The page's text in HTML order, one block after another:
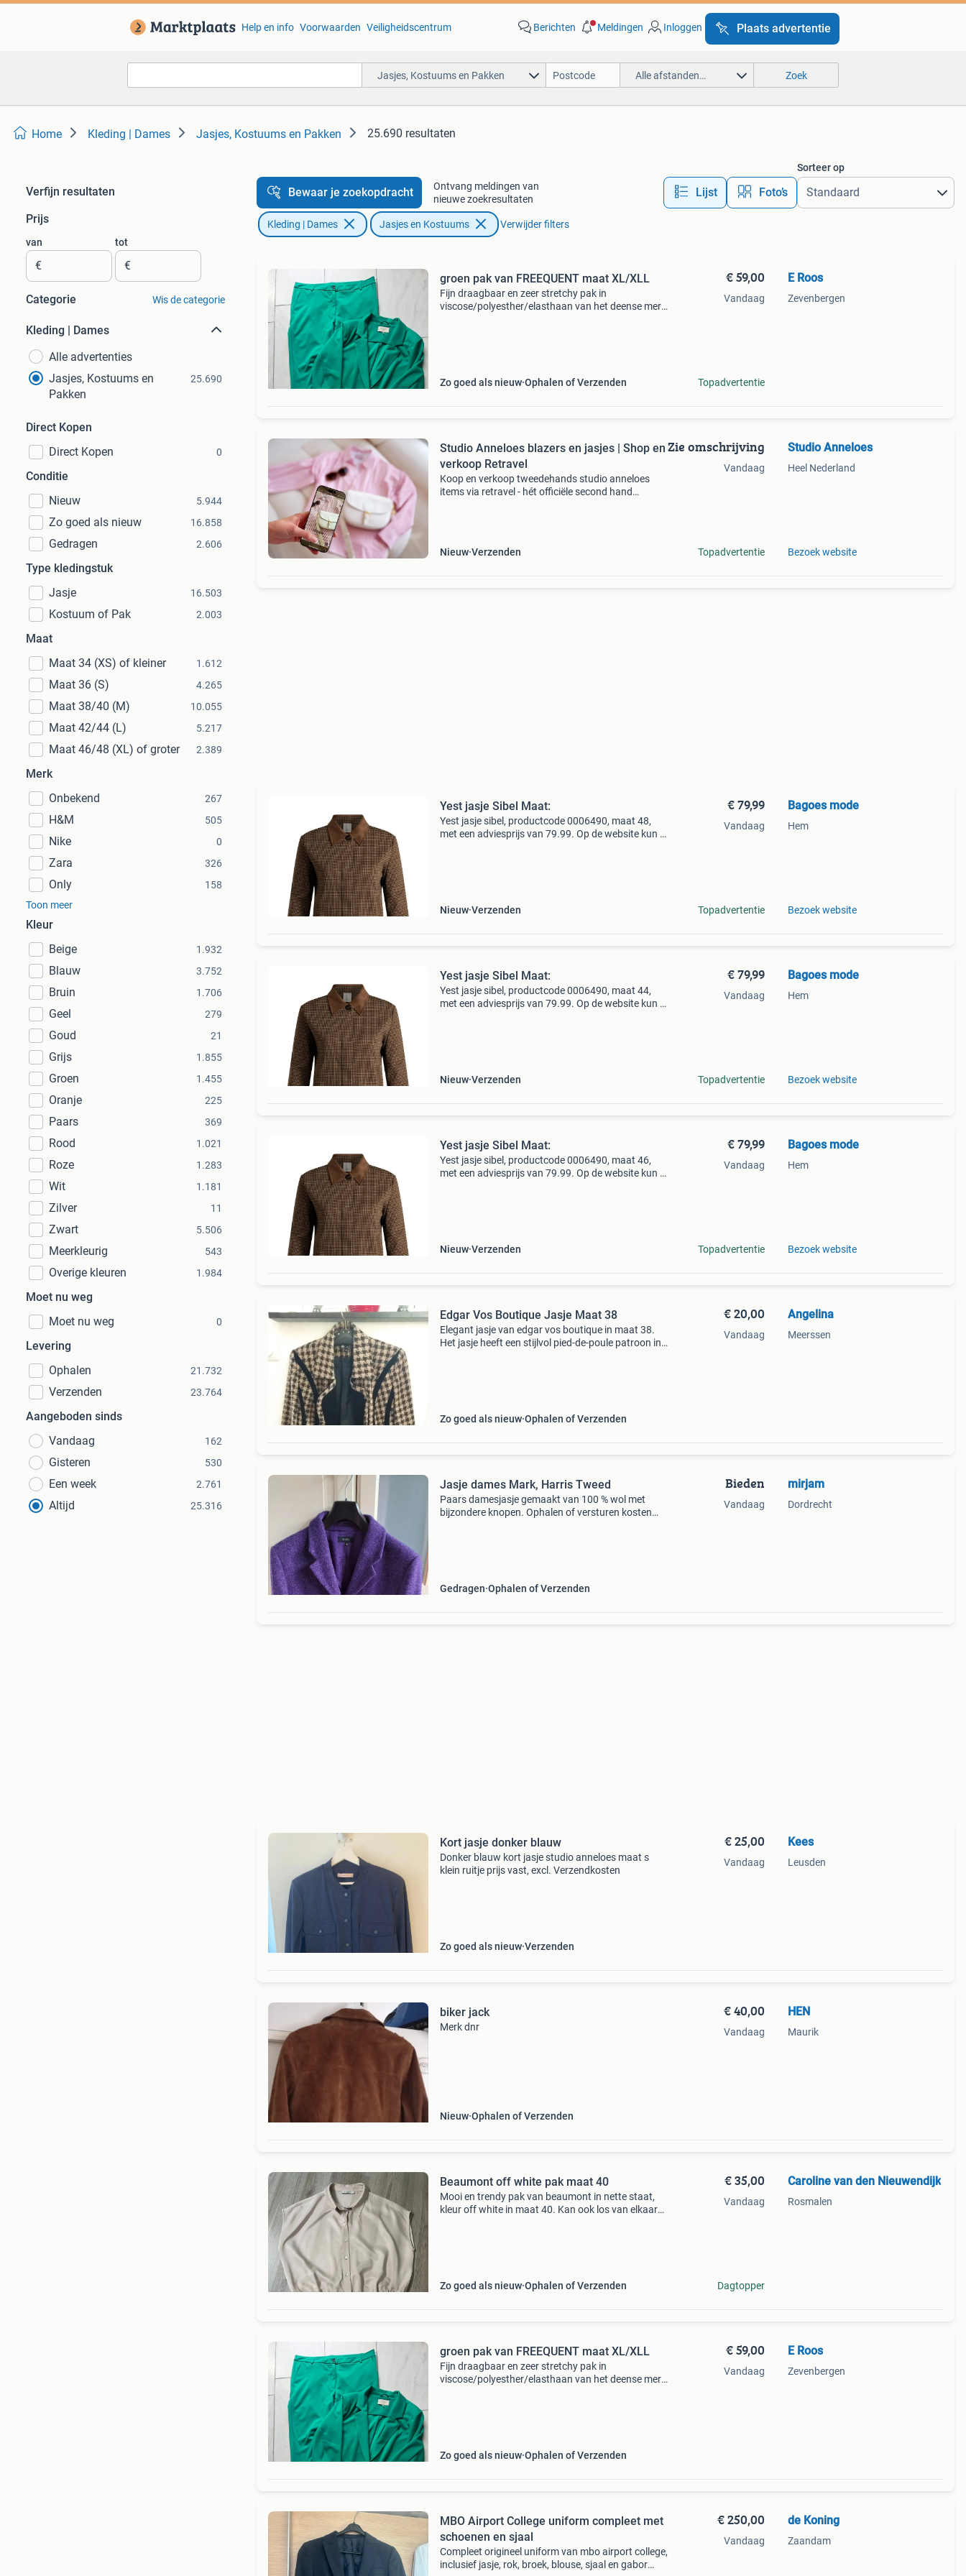
Help en info Voorwaarden Veiligheidscentrum Berichten Meldingen Inloggen Plaats advertentie
Jasjes, Kostuums en Pakken Alle afstanden… Zoek
Home Kleding | Dames Jasjes, Kostuums en Pakken 25.690 resultaten
Verfijn resultaten
Prijs
van
€
tot
€
Categorie Wis de categorie
Kleding | Dames
Alle advertenties
Jasjes, Kostuums en
Pakken
25.690
Direct Kopen
Direct Kopen
0
Conditie
Nieuw
5.944
Zo goed als nieuw 16.858
Gedragen 2.606
Type kledingstuk
Jasje
16.503
Kostuum of Pak 2.003
Maat
Maat 34 (XS) of kleiner
1.612
Maat 36 (S) 4.265
Maat 38/40 (M) 10.055
Maat 42/44 (L) 5.217
Maat 46/48 (XL) of groter 2.389
Merk
Onbekend
267
H&M 505
Nike 0
Zara 326
Only
158
Toon meer
Kleur
Beige
1.932
Blauw 3.752
Bruin 1.706
Geel 279
Goud 21
Grijs 1.855
Groen 1.455
Oranje 225
Paars 369
Rood 1.021
Roze 1.283
Wit 1.181
Zilver 11
Zwart 5.506
Meerkleurig 543
Overige kleuren 1.984
Moet nu weg
Moet nu weg
0
Levering
Ophalen
21.732
Verzenden 23.764
Aangeboden sinds
Vandaag
162
Gisteren 530
Een week 2.761
Altijd 25.316
Bewaar je zoekopdracht
Ontvang meldingen van
nieuwe zoekresultaten
Lijst Foto’s
Sorteer op
Kleding | Dames Jasjes en Kostuums Verwijder filters
groen pak van FREEQUENT maat XL/XLL
Fijn draagbaar en zeer stretchy pak in
viscose/polyesther/elasthaan van het deense merk
Zo goed als nieuw Ophalen of Verzenden
€ 59,00
Vandaag
Topadvertentie
E Roos
Zevenbergen
Studio Anneloes blazers en jasjes | Shop en
verkoop Retravel
Koop en verkoop tweedehands studio anneloes
items via retravel - hét officiële second hand
Nieuw Verzenden
Zie omschrijving
Vandaag
Topadvertentie
Studio Anneloes
Heel Nederland
Bezoek website
Yest jasje Sibel Maat:
Yest jasje sibel, productcode 0006490, maat 48,
met een adviesprijs van 79.99. Op de website kun je
Nieuw Verzenden
€ 79,99
Vandaag
Topadvertentie
Bagoes mode
Hem
Bezoek website
Yest jasje Sibel Maat:
Yest jasje sibel, productcode 0006490, maat 44,
met een adviesprijs van 79.99. Op de website kun je
Nieuw Verzenden
€ 79,99
Vandaag
Topadvertentie
Bagoes mode
Hem
Bezoek website
Yest jasje Sibel Maat:
Yest jasje sibel, productcode 0006490, maat 46,
met een adviesprijs van 79.99. Op de website kun je
Nieuw Verzenden
€ 79,99
Vandaag
Topadvertentie
Bagoes mode
Hem
Bezoek website
Edgar Vos Boutique Jasje Maat 38
Elegant jasje van edgar vos boutique in maat 38.
Het jasje heeft een stijlvol pied-de-poule patroon in
Zo goed als nieuw Ophalen of Verzenden
€ 20,00
Vandaag
Angelina
Meerssen
Jasje dames Mark, Harris Tweed
Paars damesjasje gemaakt van 100 % wol met
bijzondere knopen. Ophalen of versturen kosten
Gedragen Ophalen of Verzenden
Bieden
Vandaag
mirjam
Dordrecht
Kort jasje donker blauw
Donker blauw kort jasje studio anneloes maat s
klein ruitje prijs vast, excl. Verzendkosten
Zo goed als nieuw Verzenden
€ 25,00
Vandaag
Kees
Leusden
biker jack
Merk dnr
Nieuw Ophalen of Verzenden
€ 40,00
Vandaag
HEN
Maurik
Beaumont off white pak maat 40
Mooi en trendy pak van beaumont in nette staat,
kleur off white in maat 40. Kan ook los van elkaar
Zo goed als nieuw Ophalen of Verzenden
€ 35,00
Vandaag
Dagtopper
Caroline van den Nieuwendijk
Rosmalen
groen pak van FREEQUENT maat XL/XLL
Fijn draagbaar en zeer stretchy pak in
viscose/polyesther/elasthaan van het deense merk
Zo goed als nieuw Ophalen of Verzenden
€ 59,00
Vandaag
E Roos
Zevenbergen
MBO Airport College uniform compleet met
schoenen en sjaal
Compleet origineel uniform van mbo airport college,
inclusief jasje, rok, broek, blouse, sjaal en gabor
€ 250,00
Vandaag
de Koning
Zaandam